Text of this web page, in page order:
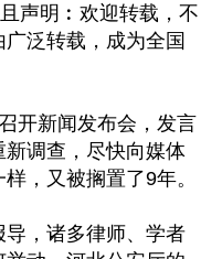
声明︰欢迎转载，不
泛转载，成为全国
开新闻发布会，发言
新调查，尽快向媒体
，又被搁置了9年。
，诸多律师、学者